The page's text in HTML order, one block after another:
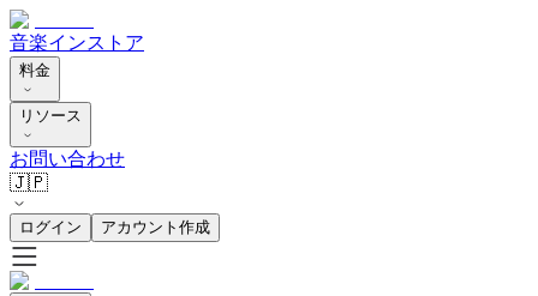
音楽インストア
料金
リソース
お問い合わせ
🇯🇵
ログイン アカウント作成